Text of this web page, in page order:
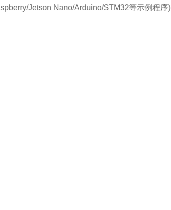
Jetson Nano/Arduino/STM32等示例程序)